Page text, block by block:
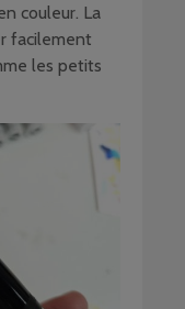
couleur. La
facilement
les petits